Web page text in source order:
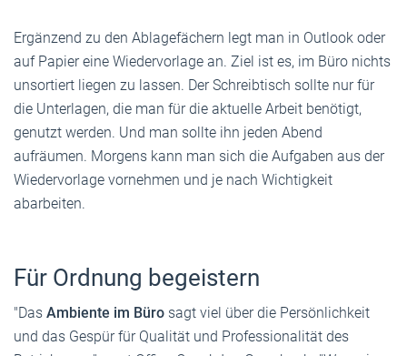
Ergänzend zu den Ablagefächern legt man in Outlook oder
auf Papier eine Wiedervorlage an. Ziel ist es, im Büro nichts
unsortiert liegen zu lassen. Der Schreibtisch sollte nur für
die Unterlagen, die man für die aktuelle Arbeit benötigt,
genutzt werden. Und man sollte ihn jeden Abend
aufräumen. Morgens kann man sich die Aufgaben aus der
Wiedervorlage vornehmen und je nach Wichtigkeit
abarbeiten.
Für Ordnung begeistern
"Das Ambiente im Büro sagt viel über die Persönlichkeit
und das Gespür für Qualität und Professionalität des